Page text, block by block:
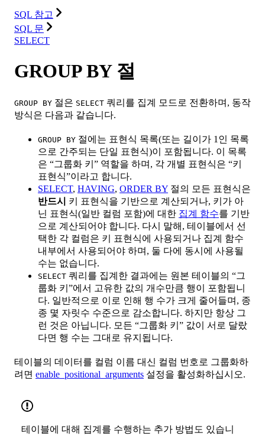
SQL 참고
SQL 문
SELECT
GROUP BY 절
GROUP BY 절은 SELECT 쿼리를 집계 모드로 전환하며, 동작
방식은 다음과 같습니다.
GROUP BY 절에는 표현식 목록(또는 길이가 1인 목록
으로 간주되는 단일 표현식)이 포함됩니다. 이 목록
은 “그룹화 키” 역할을 하며, 각 개별 표현식은 “키
표현식”이라고 합니다.
SELECT, HAVING, ORDER BY 절의 모든 표현식은
반드시
키 표현식을 기반으로 계산되거나, 키가 아
닌 표현식(일반 컬럼 포함)에 대한 집계 함수를 기반
으로 계산되어야 합니다. 다시 말해, 테이블에서 선
택한 각 컬럼은 키 표현식에 사용되거나 집계 함수
내부에서 사용되어야 하며, 둘 다에 동시에 사용될
수는 없습니다.
SELECT 쿼리를 집계한 결과에는 원본 테이블의 “그
룹화 키”에서 고유한 값의 개수만큼 행이 포함됩니
다. 일반적으로 이로 인해 행 수가 크게 줄어들며, 종
종 몇 자릿수 수준으로 감소합니다. 하지만 항상 그
런 것은 아닙니다. 모든 “그룹화 키” 값이 서로 달랐
다면 행 수는 그대로 유지됩니다.
테이블의 데이터를 컬럼 이름 대신 컬럼 번호로 그룹화하
려면 enable_positional_arguments 설정을 활성화하십시오.
테이블에 대해 집계를 수행하는 추가 방법도 있습니